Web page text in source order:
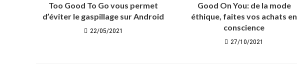
Too Good To Go vous permet
d’éviter le gaspillage sur Android
22/05/2021
Good On You: de la mode
éthique, faites vos achats en
conscience
27/10/2021